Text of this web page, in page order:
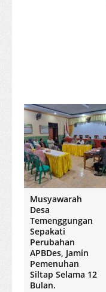
Musyawarah
Desa
Temenggungan
Sepakati
Perubahan
APBDes, Jamin
Pemenuhan
Siltap Selama 12
Bulan.